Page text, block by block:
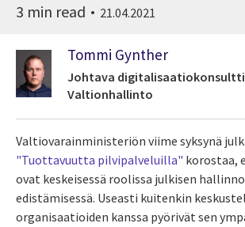
3 min read 21.04.2021
Tommi Gynther
Johtava digitalisaatiokonsultti
Valtionhallinto
Valtiovarainministeriön viime syksynä
"Tuottavuutta pilvipalveluilla" korostaa,
ovat keskeisessä roolissa julkisen
edistämisessä. Useasti kuitenkin
organisaatioiden kanssa pyörivät sen